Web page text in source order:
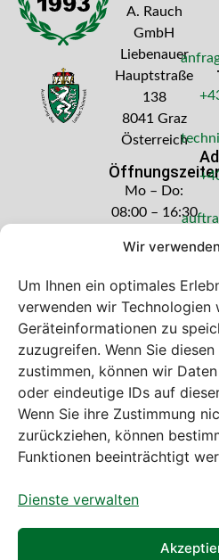
Wir
Um Ihnen ein optimales
verwenden wir Technologien
Geräteinformationen zu
zuzugreifen. Wenn Sie
zustimmen, können wir
oder eindeutige IDs auf
Wenn Sie ihre Zustimmung
zurückziehen, können
Funktionen beeinträchtigt
Dienste verwalten
A. Rauch
GmbH
Liebenauer
Hauptstraße
138
8041 Graz
Österreich
Mo – Do:
08:00 – 16:30
Freitag: 08:00
Bei diesem Webshop
einen B2B-Webshop
A. Rauch GmbH – Ihr Experte
Eich- & Kalibrierservice,
und
Sämtliche Angebote der A.
gewerbliche Kunden,